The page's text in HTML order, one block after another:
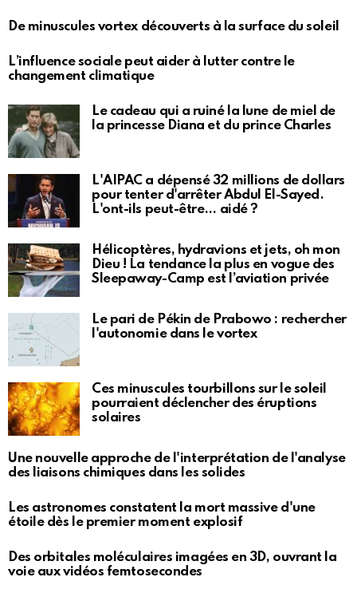
De minuscules vortex découverts à la surface du soleil
L’influence sociale peut aider à lutter contre le
changement climatique
Le cadeau qui a ruiné la lune de miel de
la princesse Diana et du prince Charles
L'AIPAC a dépensé 32 millions de dollars
pour tenter d'arrêter Abdul El-Sayed.
L'ont-ils peut-être… aidé ?
Hélicoptères, hydravions et jets, oh mon
Dieu ! La tendance la plus en vogue des
Sleepaway-Camp est l’aviation privée
Le pari de Pékin de Prabowo : rechercher
l'autonomie dans le vortex
Ces minuscules tourbillons sur le soleil
pourraient déclencher des éruptions
solaires
Une nouvelle approche de l'interprétation de l'analyse
des liaisons chimiques dans les solides
Les astronomes constatent la mort massive d'une
étoile dès le premier moment explosif
Des orbitales moléculaires imagées en 3D, ouvrant la
voie aux vidéos femtosecondes